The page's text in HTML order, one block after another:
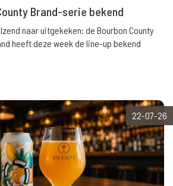
Brand-serie bekend
naar uitgekeken: de Bourbon County
heeft deze week de line-up bekend
22-07-26